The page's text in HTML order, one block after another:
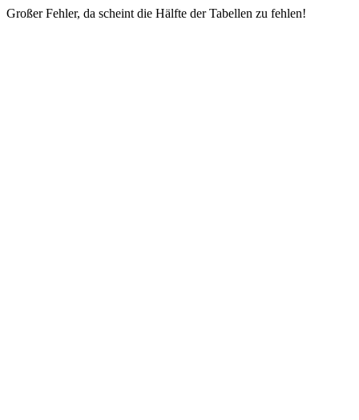
Großer Fehler, da scheint die Hälfte der Tabellen zu fehlen!